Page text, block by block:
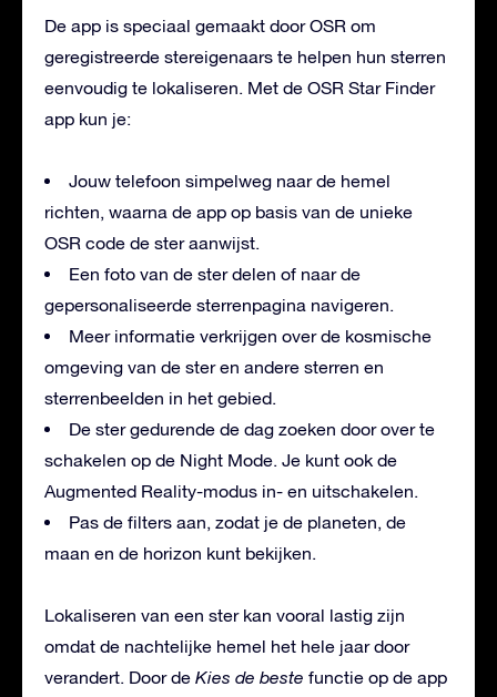
De app is speciaal gemaakt door OSR om
geregistreerde stereigenaars te helpen hun sterren
eenvoudig te lokaliseren. Met de OSR Star Finder
app kun je:
Jouw telefoon simpelweg naar de hemel
richten, waarna de app op basis van de unieke
OSR code de ster aanwijst.
Een foto van de ster delen of naar de
gepersonaliseerde sterrenpagina navigeren.
Meer informatie verkrijgen over de kosmische
omgeving van de ster en andere sterren en
sterrenbeelden in het gebied.
De ster gedurende de dag zoeken door over te
schakelen op de Night Mode. Je kunt ook de
Augmented Reality-modus in- en uitschakelen.
Pas de filters aan, zodat je de planeten, de
maan en de horizon kunt bekijken.
Lokaliseren van een ster kan vooral lastig zijn
omdat de nachtelijke hemel het hele jaar door
verandert. Door de Kies de beste functie op de app